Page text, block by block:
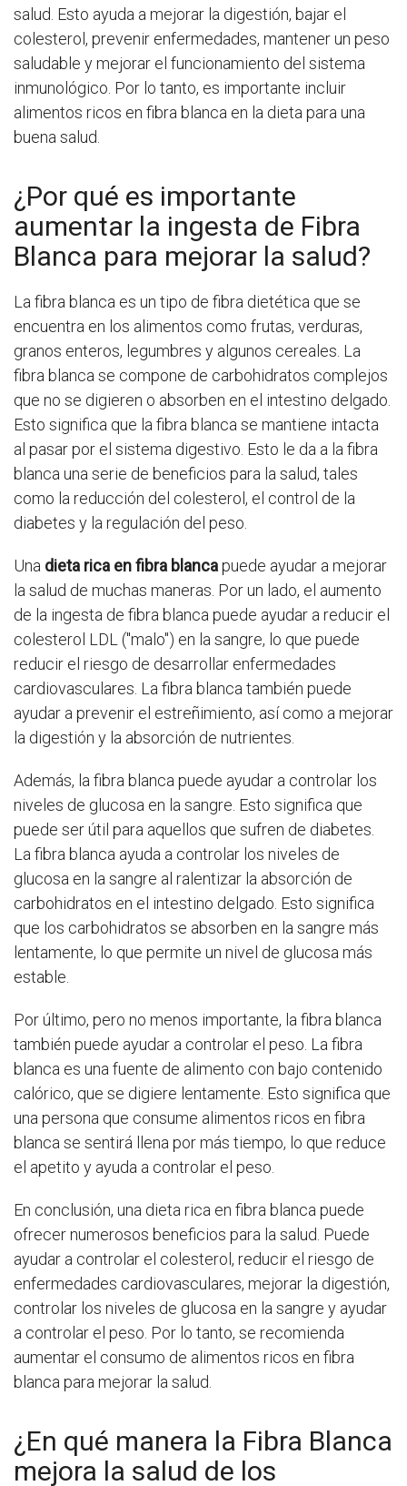
salud. Esto ayuda a mejorar la digestión, bajar el
colesterol, prevenir enfermedades, mantener un peso
saludable y mejorar el funcionamiento del sistema
inmunológico. Por lo tanto, es importante incluir
alimentos ricos en fibra blanca en la dieta para una
buena salud.
¿Por qué es importante
aumentar la ingesta de Fibra
Blanca para mejorar la salud?
La fibra blanca es un tipo de fibra dietética que se
encuentra en los alimentos como frutas, verduras,
granos enteros, legumbres y algunos cereales. La
fibra blanca se compone de carbohidratos complejos
que no se digieren o absorben en el intestino delgado.
Esto significa que la fibra blanca se mantiene intacta
al pasar por el sistema digestivo. Esto le da a la fibra
blanca una serie de beneficios para la salud, tales
como la reducción del colesterol, el control de la
diabetes y la regulación del peso.
Una dieta rica en fibra blancapuede ayudar a mejorar
la salud de muchas maneras. Por un lado, el aumento
de la ingesta de fibra blanca puede ayudar a reducir el
colesterol LDL ("malo") en la sangre, lo que puede
reducir el riesgo de desarrollar enfermedades
cardiovasculares. La fibra blanca también puede
ayudar a prevenir el estreñimiento, así como a mejorar
la digestión y la absorción de nutrientes.
Además, la fibra blanca puede ayudar a controlar los
niveles de glucosa en la sangre. Esto significa que
puede ser útil para aquellos que sufren de diabetes.
La fibra blanca ayuda a controlar los niveles de
glucosa en la sangre al ralentizar la absorción de
carbohidratos en el intestino delgado. Esto significa
que los carbohidratos se absorben en la sangre más
lentamente, lo que permite un nivel de glucosa más
estable.
Por último, pero no menos importante, la fibra blanca
también puede ayudar a controlar el peso. La fibra
blanca es una fuente de alimento con bajo contenido
calórico, que se digiere lentamente. Esto significa que
una persona que consume alimentos ricos en fibra
blanca se sentirá llena por más tiempo, lo que reduce
el apetito y ayuda a controlar el peso.
En conclusión, una dieta rica en fibra blanca puede
ofrecer numerosos beneficios para la salud. Puede
ayudar a controlar el colesterol, reducir el riesgo de
enfermedades cardiovasculares, mejorar la digestión,
controlar los niveles de glucosa en la sangre y ayudar
a controlar el peso. Por lo tanto, se recomienda
aumentar el consumo de alimentos ricos en fibra
blanca para mejorar la salud.
¿En qué manera la Fibra Blanca
mejora la salud de los